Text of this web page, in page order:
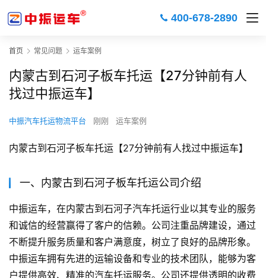
400-678-2890
首页 常见问题 运车案例
内蒙古到石河子板车托运【27分钟前有人
找过中振运车】
中振汽车托运物流平台 刚刚 运车案例
内蒙古到石河子板车托运【27分钟前有人找过中振运车】
一、内蒙古到石河子板车托运公司介绍
中振运车，在内蒙古到石河子汽车托运行业以其专业的服务
和诚信的经营赢得了客户的信赖。公司注重品牌建设，通过
不断提升服务质量和客户满意度，树立了良好的品牌形象。
中振运车拥有先进的运输设备和专业的技术团队，能够为客
户提供高效、精准的汽车托运服务。公司还提供透明的收费